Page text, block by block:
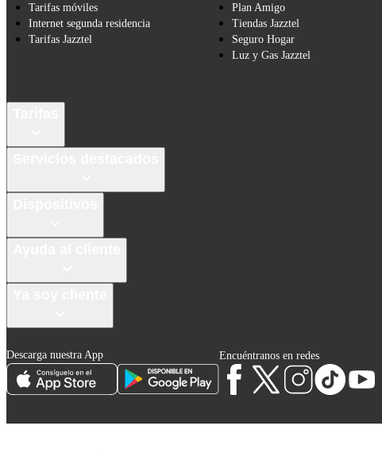
Tarifas móviles
Internet segunda residencia
Tarifas Jazztel
Plan Amigo
Tiendas Jazztel
Seguro Hogar
Luz y Gas Jazztel
Descarga nuestra App Encuéntranos en redes